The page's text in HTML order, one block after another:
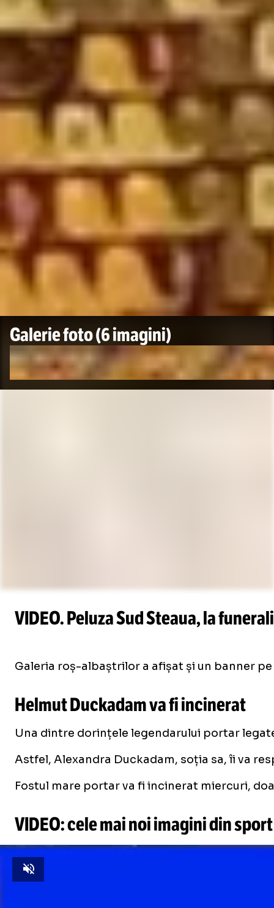
Galerie foto(6 imagini)
VIDEO. Peluza Sud Steaua, la
Unmute
Galeria roș-albaștrilor a afișat și un banner
Helmut Duckadam va fi incinerat
Una dintre dorințele legendarului portar
Astfel, Alexandra Duckadam, soția sa, îi va
Fostul mare portar va fi incinerat miercuri,
VIDEO: cele mai noi imagini din sport
Unmute